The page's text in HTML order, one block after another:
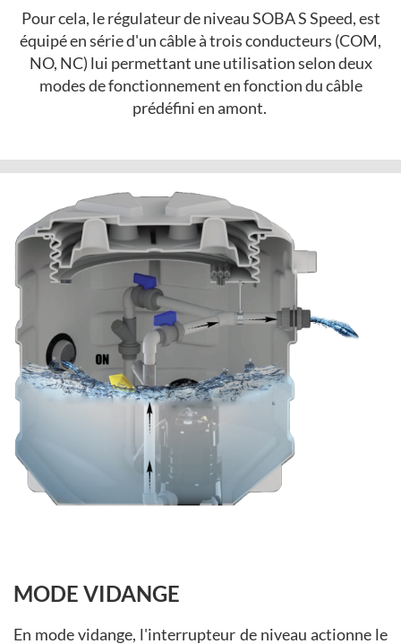
Pour cela, le régulateur de niveau SOBA S Speed, est
équipé en série d'un câble à trois conducteurs (COM,
NO, NC) lui permettant une utilisation selon deux
modes de fonctionnement en fonction du câble
prédéfini en amont.
MODE VIDANGE
En mode vidange, l'interrupteur de niveau actionne le